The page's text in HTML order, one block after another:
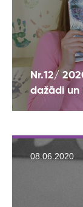
Nr.12/
dažādi un
08.06.2020